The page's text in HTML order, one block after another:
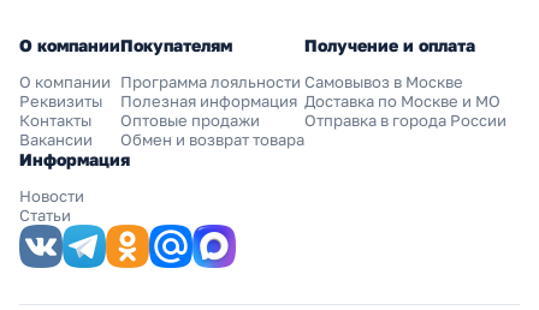
О компании
О компании
Реквизиты
Контакты
Вакансии
Покупателям
Программа лояльности
Полезная информация
Оптовые продажи
Обмен и возврат товара
Получение и оплата
Самовывоз в Москве
Доставка по Москве и МО
Отправка в города России
Информация
Новости
Статьи